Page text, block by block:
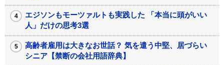
エジソンもモーツァルトも実践した 「本当に頭がいい
人」だけの思考3選
高齢者雇用は大きなお世話？ 気を遣う中堅、居づらい
シニア【禁断の会社用語辞典】